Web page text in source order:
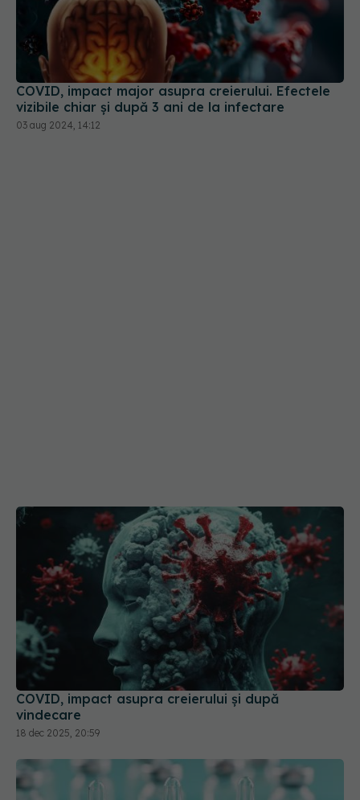
COVID, impact major asupra creierului. Efectele
vizibile chiar și după 3 ani de la infectare
03 aug 2024, 14:12
COVID, impact asupra creierului și după
vindecare
18 dec 2025, 20:59